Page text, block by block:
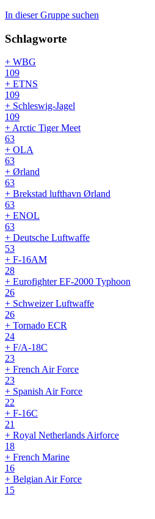
In dieser Gruppe suchen
Schlagworte
+ WBG
109
+ ETNS
109
+ Schleswig-Jagel
109
+ Arctic Tiger Meet
63
+ OLA
63
+ Ørland
63
+ Brekstad lufthavn Ørland
63
+ ENOL
63
+ Deutsche Luftwaffe
53
+ F-16AM
28
+ Eurofighter EF-2000 Typhoon
26
+ Schweizer Luftwaffe
26
+ Tornado ECR
24
+ F/A-18C
23
+ French Air Force
23
+ Spanish Air Force
22
+ F-16C
21
+ Royal Netherlands Airforce
18
+ French Marine
16
+ Belgian Air Force
15